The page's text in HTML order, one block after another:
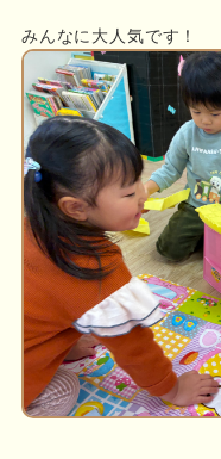
みんなに大人気です！